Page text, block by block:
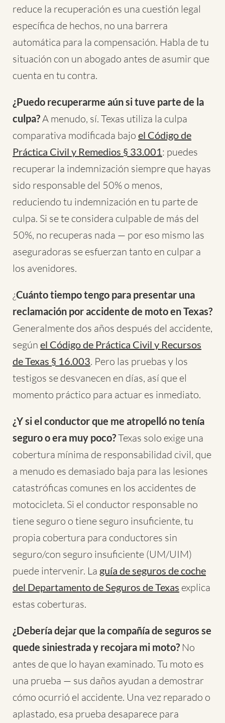
reduce la recuperación es una cuestión legal
específica de hechos, no una barrera
automática para la compensación. Habla de tu
situación con un abogado antes de asumir que
cuenta en tu contra.
¿Puedo recuperarme aún si tuve parte de la
culpa?A menudo, sí. Texas utiliza la culpa
comparativa modificada bajo el Código de
Práctica Civil y Remedios § 33.001 : puedes
recuperar la indemnización siempre que hayas
sido responsable del 50% o menos,
reduciendo tu indemnización en tu parte de
culpa. Si se te considera culpable de más del
50%, no recuperas nada — por eso mismo las
aseguradoras se esfuerzan tanto en culpar a
los avenidores.
¿Cuánto tiempo tengo para presentar una
reclamación por accidente de moto en Texas?
Generalmente dos años después del accidente,
según el Código de Práctica Civil y Recursos
de Texas § 16.003. Pero las pruebas y los
testigos se desvanecen en días, así que el
momento práctico para actuar es inmediato.
¿Y si el conductor que me atropelló no tenía
seguro o era muy poco?Texas solo exige una
cobertura mínima de responsabilidad civil, que
a menudo es demasiado baja para las lesiones
catastróficas comunes en los accidentes de
motocicleta. Si el conductor responsable no
tiene seguro o tiene seguro insuficiente, tu
propia cobertura para conductores sin
seguro/con seguro insuficiente (UM/UIM)
puede intervenir. La guía de seguros de coche
del Departamento de Seguros de Texas explica
estas coberturas.
¿Debería dejar que la compañía de seguros se
quede siniestrada y recojara mi moto? No
antes de que lo hayan examinado. Tu moto es
una prueba — sus daños ayudan a demostrar
cómo ocurrió el accidente. Una vez reparado o
aplastado, esa prueba desaparece para